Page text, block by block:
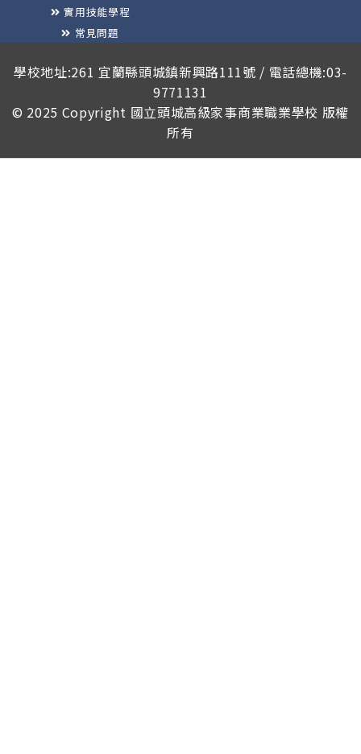
實用技能學程
常見問題
學校地址:261 宜蘭縣頭城鎮新興路111號 / 電話總機:03-
9771131
© 2025 Copyright 國立頭城高級家事商業職業學校 版權
所有